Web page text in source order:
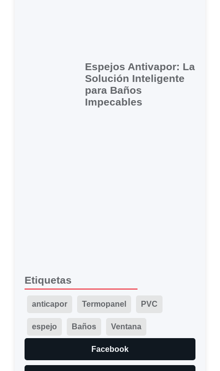
Espejos Antivapor: La
Solución Inteligente
para Baños
Impecables
Etiquetas
anticapor Termopanel PVC
espejo Baños Ventana
Facebook